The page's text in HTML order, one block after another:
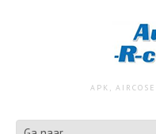
APK,